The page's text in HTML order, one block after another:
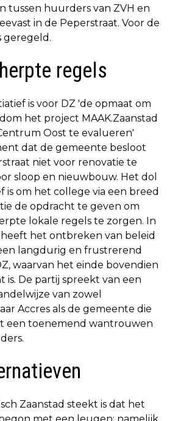
tussen huurders van ZVH en
in de Peperstraat. Voor de
geregeld.
regels
is voor DZ 'de opmaat om
het project MAAK.Zaanstad
Oost te evalueren'
dat de gemeente besloot
niet voor renovatie te
sloop en nieuwbouw. Het dol
is om het college via een breed
de opdracht te geven om
lokale regels te zorgen. In
het ontbreken van beleid
langdurig en frustrerend
waarvan het einde bovendien
is. De partij spreekt van een
van zowel
Accres als de gemeente die
een toenemend wantrouwen
Zaanstad steekt is dat het